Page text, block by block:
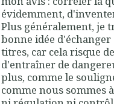
évidemment,
Plus généralement, je
bonne idée
titres, car cela risque
d'entraîner de
plus, comme le
comme nous sommes